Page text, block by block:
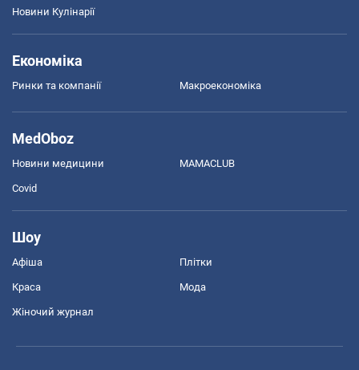
Новини Кулінарії
Економіка
Ринки та компанії Макроекономіка
MedOboz
Новини медицини MAMACLUB
Covid
Шоу
Афіша Плітки
Краса Мода
Жіночий журнал